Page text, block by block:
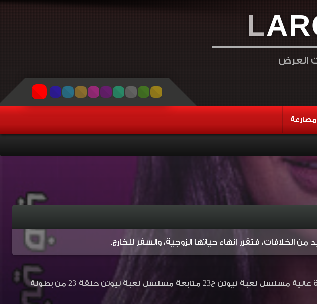
LAR
العرض
الخلافات، فتقرر إنهاء حياتها الزوجية، والسفر للخارج.
مشاهدة المسلسل المصري لعبة نيوتن الحلقة 23 بجودة عالية مسلسل لعبة نيوتن ح23 متابعة مسلسل لعبة نيوتن حلقة 23 من بطولة